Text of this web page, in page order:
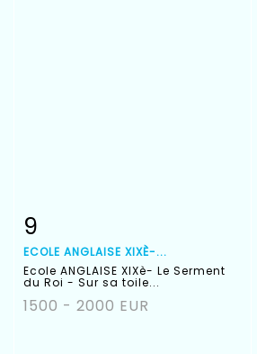
Fiche détaillée
9
ECOLE ANGLAISE XIXÈ-...
Ecole ANGLAISE XIXè- Le Serment
du Roi - Sur sa toile...
1500 - 2000 EUR